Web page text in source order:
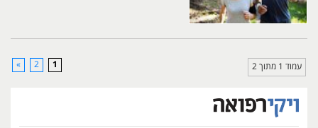
עמוד 1 מתוך 2 1
2
»